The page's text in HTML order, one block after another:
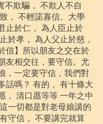
欺騙， 不欺人不自
， 不輕諾寡信。大學
止於仁， 為人臣止於
於孝， 為人父止於慈，
信】所以朋友之交在於
友相交往，要守信。尤
，一定要守信，我們對
話嗎 ？ 有的， 有十條大
， 清口愿等等 一年之中
一切都是對老母娘講的
守信， 不要講完就算